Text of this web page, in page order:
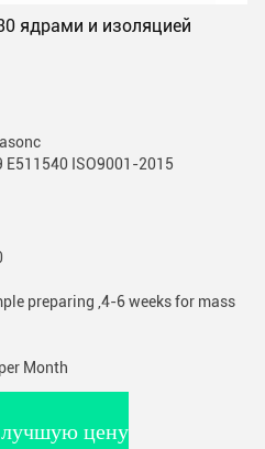
ядрами и изоляцией
ISO9001-2015
preparing ,4-6 weeks for mass
Month
цену